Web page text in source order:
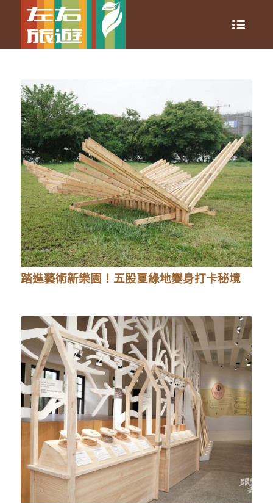
踏進藝術新樂園！五股夏綠地變身打卡秘境